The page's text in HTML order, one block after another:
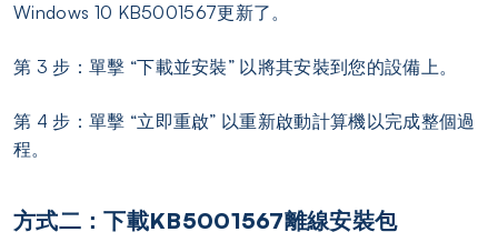
Windows 10 KB5001567更新了。
第 3 步：單擊 “下載並安裝” 以將其安裝到您的設備上。
第 4 步：單擊 “立即重啟” 以重新啟動計算機以完成整個過
程。
方式二：下載KB5001567離線安裝包